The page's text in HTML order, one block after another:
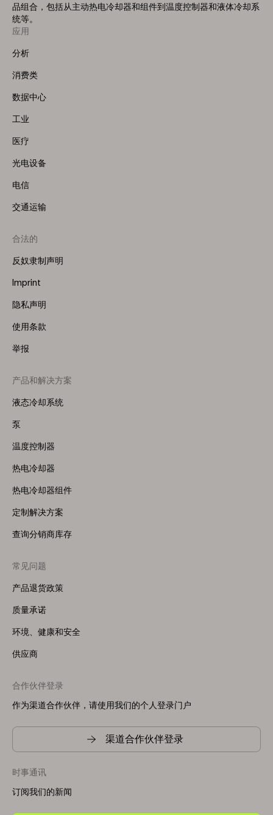
品组合，包括从主动热电冷却器和组件到温度控制器和液体冷却系
统等。
Footer
Menu
应用
分析
消费类
数据中心
工业
医疗
光电设备
电信
交通运输
合法的
反奴隶制声明
Imprint
隐私声明
使用条款
举报
Footer
Menu
产品和解决方案
液态冷却系统
泵
温度控制器
热电冷却器
热电冷却器组件
定制解决方案
查询分销商库存
常见问题
产品退货政策
质量承诺
环境、健康和安全
供应商
合作伙伴登录
作为渠道合作伙伴，请使用我们的个人登录门户
渠道合作伙伴登录
时事通讯
订阅我们的新闻